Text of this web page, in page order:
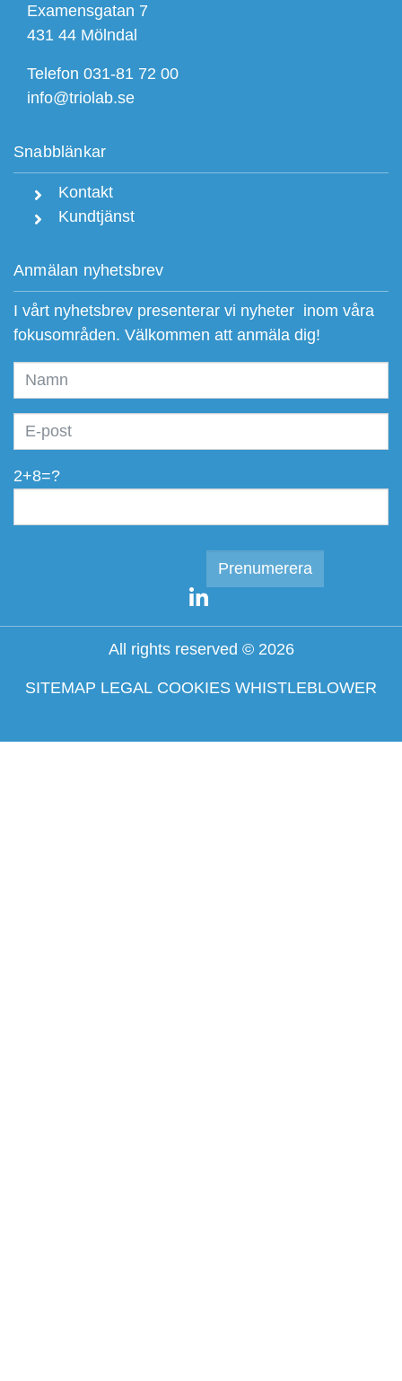
Examensgatan 7
431 44 Mölndal
Telefon 031-81 72 00
info@triolab.se
Snabblänkar
Kontakt
Kundtjänst
Anmälan nyhetsbrev
I vårt nyhetsbrev presenterar vi nyheter inom våra
fokusområden. Välkommen att anmäla dig!
2+8=?
All rights reserved © 2026
SITEMAP LEGAL COOKIES WHISTLEBLOWER